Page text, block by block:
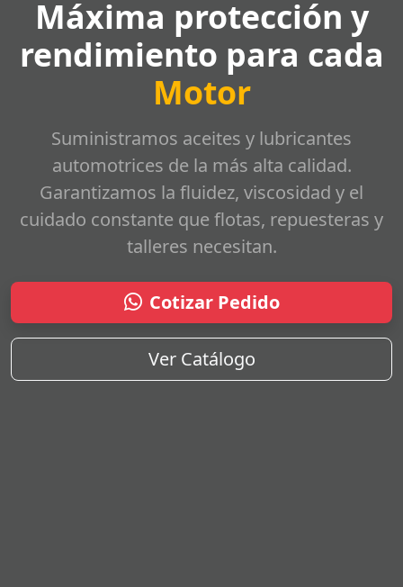
Máxima protección y
rendimiento para cada
Motor
Suministramos aceites y lubricantes
automotrices de la más alta calidad.
Garantizamos la fluidez, viscosidad y el
cuidado constante que flotas, repuesteras y
talleres necesitan.
Cotizar Pedido
Ver Catálogo